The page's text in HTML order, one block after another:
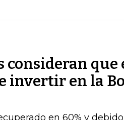
consideran que
invertir en la
en 60% y